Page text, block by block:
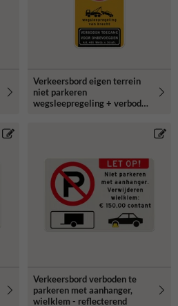
Verkeersbord eigen terrein
niet parkeren
wegsleepregeling + verboden
Verkeersbord verboden te
parkeren met aanhanger,
wielklem - reflecterend